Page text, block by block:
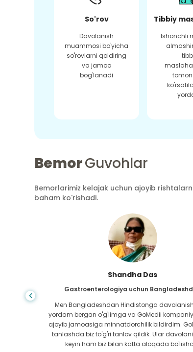
So'rov
Davolanish
muammosi bo'yicha
so'rovlarni qoldiring
va jamoa
bog'lanadi
Tibbiy
Ishonchli
BemorGuvohlar
Bemorlarimiz kelajak uchun ajoyib
baham ko'rishadi.
Shandha Das
Gastroenterologiya uchun
Men Bangladeshdan Hindistonga
yordam bergan o'g'limga va GoMedii
ajoyib jamoasiga minnatdorchilik bildirdim.
tanlashda biz to'g'ri tanlov qildik. Ular
keyin ham biz bilan katta aloqada